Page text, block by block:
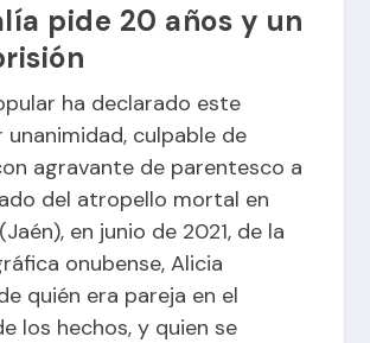
pide 20 años y un
ha declarado este
unanimidad, culpable de
agravante de parentesco a
del atropello mortal en
en junio de 2021, de la
onubense, Alicia
quién era pareja en el
los hechos, y quien se